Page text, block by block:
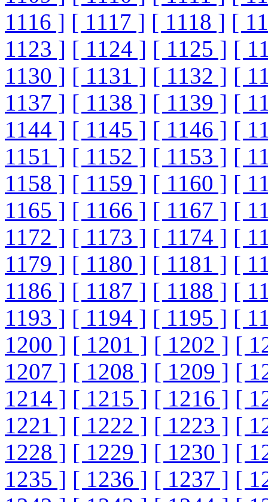
1116 ] [ 1117 ] [ 1118 ] [
1123 ] [ 1124 ] [ 1125 ] [
1130 ] [ 1131 ] [ 1132 ] [
1137 ] [ 1138 ] [ 1139 ] [
1144 ] [ 1145 ] [ 1146 ] [
1151 ] [ 1152 ] [ 1153 ] [
1158 ] [ 1159 ] [ 1160 ] [
1165 ] [ 1166 ] [ 1167 ] [
1172 ] [ 1173 ] [ 1174 ] [
1179 ] [ 1180 ] [ 1181 ] [
1186 ] [ 1187 ] [ 1188 ] [
1193 ] [ 1194 ] [ 1195 ] [
1200 ] [ 1201 ] [ 1202 ] [
1207 ] [ 1208 ] [ 1209 ] [
1214 ] [ 1215 ] [ 1216 ] [
1221 ] [ 1222 ] [ 1223 ] [
1228 ] [ 1229 ] [ 1230 ] [
1235 ] [ 1236 ] [ 1237 ] [